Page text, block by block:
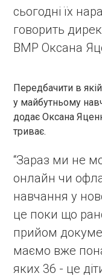
сьогодні їх
говорить
ВМР Оксана
Передбачити в
у майбутньому
додає Оксана
триває.
“Зараз ми не
онлайн чи
навчання у
це поки що
прийом
маємо вже
яких 36 - це